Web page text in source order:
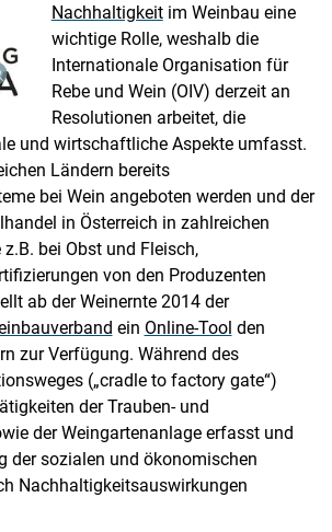
Nachhaltigkeitim Weinbau eine
wichtige Rolle, weshalb die
Internationale Organisation für
Rebe und Wein (OIV) derzeit an
Resolutionen arbeitet, die
und wirtschaftliche Aspekte umfasst.
Ländern bereits
bei Wein angeboten werden und der
in Österreich in zahlreichen
bei Obst und Fleisch,
von den Produzenten
ab der Weinernte 2014 der
ein Online-Tool den
zur Verfügung. Während des
(„cradle to factory gate“)
der Trauben- und
der Weingartenanlage erfasst und
der sozialen und ökonomischen
Nachhaltigkeitsauswirkungen